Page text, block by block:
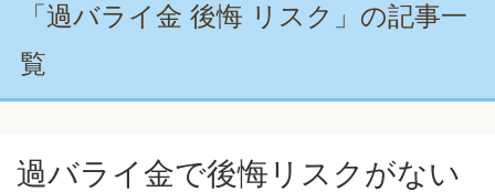
「過バライ金 後悔 リスク」の記事一
覧
過バライ金で後悔リスクがない